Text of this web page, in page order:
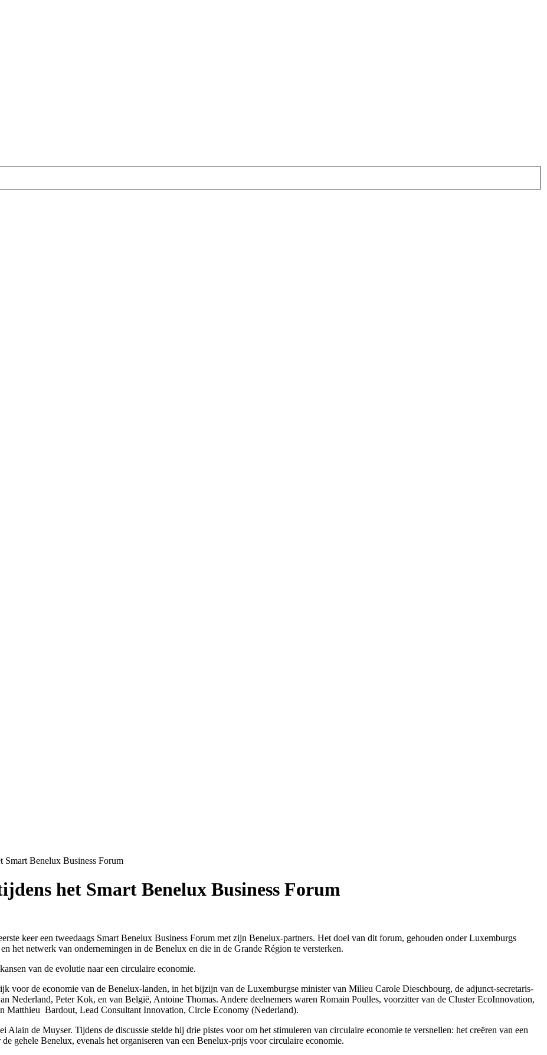
Smart Benelux Business Forum
het Smart Benelux Business Forum
keer een tweedaags Smart Benelux Business Forum met zijn Benelux-partners. Het doel van dit forum, gehouden onder Luxemburgs
het netwerk van ondernemingen in de Benelux en die in de Grande Région te versterken.
van de evolutie naar een circulaire economie.
voor de economie van de Benelux-landen, in het bijzijn van de Luxemburgse minister van Milieu Carole Dieschbourg, de adjunct-secretaris-
Nederland, Peter Kok, en van België, Antoine Thomas. Andere deelnemers waren Romain Poulles, voorzitter van de Cluster EcoInnovation,
Matthieu Bardout, Lead Consultant Innovation, Circle Economy (Nederland).
de Muyser. Tijdens de discussie stelde hij drie pistes voor om het stimuleren van circulaire economie te versnellen: het creëren van een
gehele Benelux, evenals het organiseren van een Benelux-prijs voor circulaire economie.